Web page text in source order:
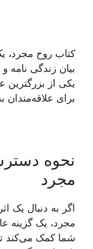
کتاب روح مجرد،
بیان زندگی نامه
یکی از بزرگترین
برای
نحوه
مجرد
اگر به دنبال یک
مجرد، یک گزینه
شما کمک می‌کند